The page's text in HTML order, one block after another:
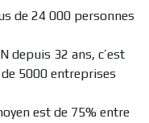
de 24 000 personnes
depuis 32 ans, c’est
5000 entreprises
est de 75% entre